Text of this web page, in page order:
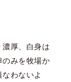
厚、白身は
みを牧場か
わないよ